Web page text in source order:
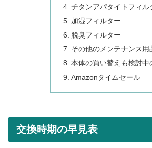
チタンアパタイトフィル
加湿フィルター
脱臭フィルター
その他のメンテナンス用
本体の買い替えも検討中
Amazonタイムセール
交換時期の早見表